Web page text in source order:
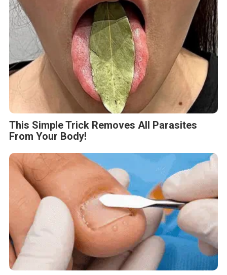
This Simple Trick Removes All Parasites
From Your Body!